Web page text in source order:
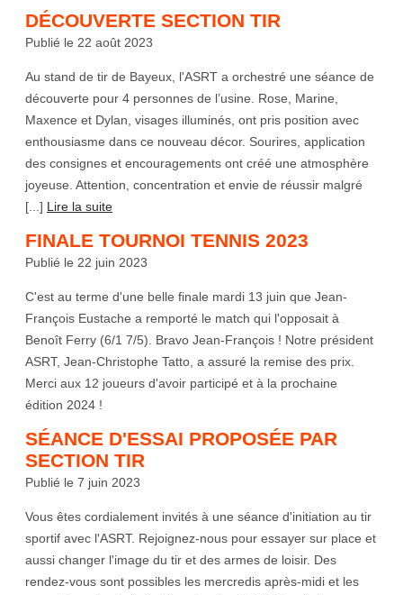
DÉCOUVERTE SECTION TIR
Publié le 22 août 2023
Au stand de tir de Bayeux, l'ASRT a orchestré une séance de
découverte pour 4 personnes de l’usine. Rose, Marine,
Maxence et Dylan, visages illuminés, ont pris position avec
enthousiasme dans ce nouveau décor. Sourires, application
des consignes et encouragements ont créé une atmosphère
joyeuse. Attention, concentration et envie de réussir malgré
[...] Lire la suite
FINALE TOURNOI TENNIS 2023
Publié le 22 juin 2023
C'est au terme d'une belle finale mardi 13 juin que Jean-
François Eustache a remporté le match qui l'opposait à
Benoît Ferry (6/1 7/5). Bravo Jean-François ! Notre président
ASRT, Jean-Christophe Tatto, a assuré la remise des prix.
Merci aux 12 joueurs d'avoir participé et à la prochaine
édition 2024 !
SÉANCE D'ESSAI PROPOSÉE PAR
SECTION TIR
Publié le 7 juin 2023
Vous êtes cordialement invités à une séance d'initiation au tir
sportif avec l'ASRT. Rejoignez-nous pour essayer sur place et
aussi changer l'image du tir et des armes de loisir. Des
rendez-vous sont possibles les mercredis après-midi et les